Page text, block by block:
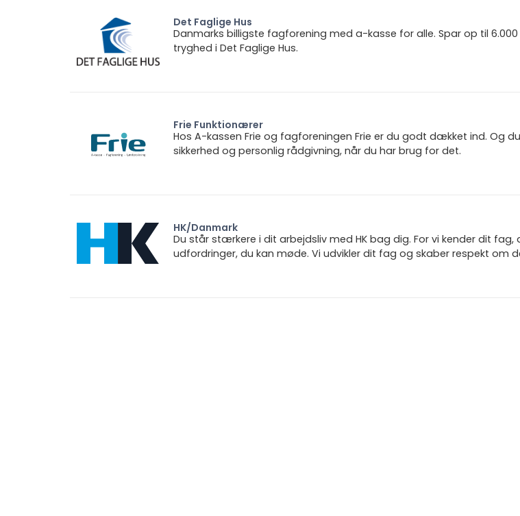
Det Faglige Hus
Danmarks billigste fagforening med a-kasse for alle. Spar op til
tryghed i Det Faglige Hus.
Frie Funktionærer
Hos A-kassen Frie og fagforeningen Frie er du godt dækket ind. Og
sikkerhed og personlig rådgivning, når du har brug for det.
HK/Danmark
Du står stærkere i dit arbejdsliv med HK bag dig. For vi kender dit fag,
udfordringer, du kan møde. Vi udvikler dit fag og skaber respekt om